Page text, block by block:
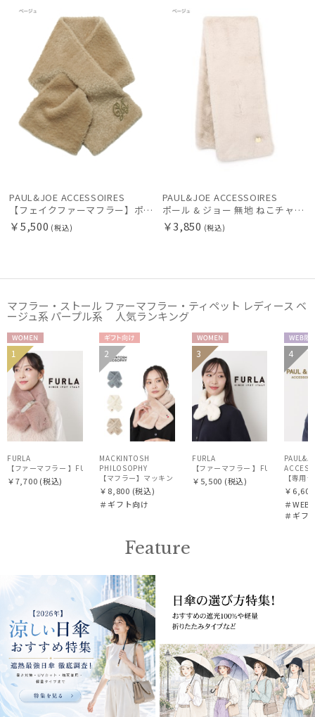
在庫表示
販売状況
入荷状況
PAUL&JOE ACCESSOIRES
【フェイクファーマフラー】ポール & ジョー(PAUL & JOE ACCESSOIRES)ブローチ付きフェイクファーマフラー プレゼント ギフト クリスマス
￥5,500 (税込)
PAUL&JOE ACCESSOIRES
ポール & ジョー 無地 ねこチャーム マフラー レディース 101cm×20cm 【公式ムーンバット】 フェイクファー
￥3,850 (税込)
マフラー・ストール ファーマフラー・ティペット レディース ベ
ージュ系 パープル系 人気ランキング
WOME
N
1
FURLA
【ファーマフラー 】FURLA（フルラ）ベルト差し込みファーティペット アーチロゴ フェイ
￥7,700 (税込)
ギフト
向け
WOME
N
2
MACKINTOSH
PHILOSOPHY
【マフラー】マッキントッシュ フィロソフィー
￥8,800 (税込)
＃ギフト向け
WOME
N
3
FURLA
￥5,500 (税込)
WEB
定
ギフト
向け
4
【専用
￥6,600
＃WEB
＃ギフ
Feature